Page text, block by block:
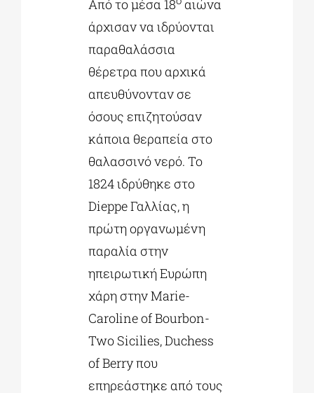
Από το μέσα 18 αιώνα
άρχισαν να ιδρύονται
παραθαλάσσια
θέρετρα που αρχικά
απευθύνονταν σε
όσους επιζητούσαν
κάποια θεραπεία στο
θαλασσινό νερό. To
1824 ιδρύθηκε στο
Dieppe Γαλλίας, η
πρώτη οργανωμένη
παραλία στην
ηπειρωτική Ευρώπη
χάρη στην Marie-
Caroline of Bourbon-
Two Sicilies, Duchess
of Berry που
επηρεάστηκε από τους